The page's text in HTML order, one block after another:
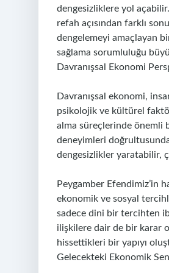
dengesizliklere yol
refah açısından farklı
dengelemeyi amaçlayan
sağlama sorumluluğu
Davranışsal Ekonomi
Davranışsal ekonomi,
psikolojik ve kültürel
alma süreçlerinde önemli
deneyimleri
dengesizlikler yaratabilir,
Peygamber Efendimiz’in
ekonomik ve sosyal
sadece dini bir tercihten
ilişkilere dair de bir karar
hissettikleri bir yapıyı
Gelecekteki Ekonomik